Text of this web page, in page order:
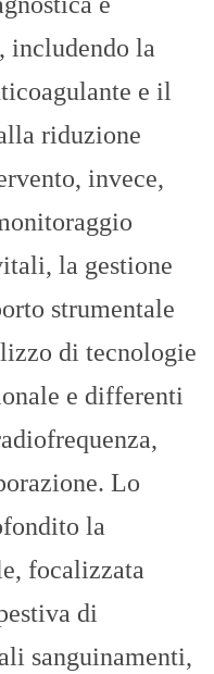
includendo la
e il
riduzione
invece,
la gestione
strumentale
di tecnologie
e differenti
Lo
la
focalizzata
di
sanguinamenti,